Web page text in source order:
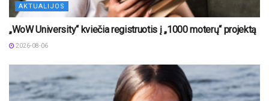
AKTUALIJOS
„WoW University“ kviečia registruotis į „1000 moterų“ projektą
2026-08-06